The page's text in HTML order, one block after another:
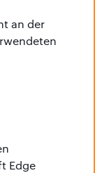
an der
Edge